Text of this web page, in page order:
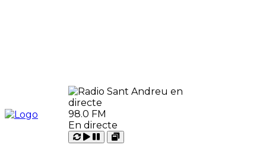
98.0 FM
En directe
Carregant
Reproduir
Pausar
Open